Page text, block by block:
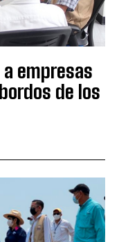
empresas
de los